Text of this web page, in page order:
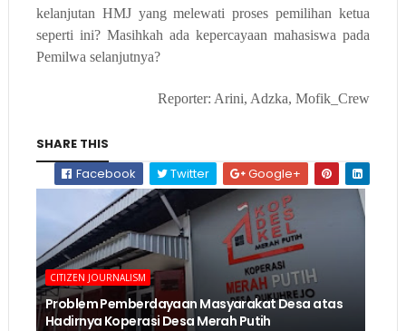
kelanjutan HMJ yang melewati proses pemilihan ketua
seperti ini? Masihkah ada kepercayaan mahasiswa pada
Pemilwa selanjutnya?
Reporter: Arini, Adzka, Mofik_Crew
SHARE THIS
Facebook
Twitter Google+
CITIZEN JOURNALISM
Problem Pemberdayaan Masyarakat Desa atas
Hadirnya Koperasi Desa Merah Putih